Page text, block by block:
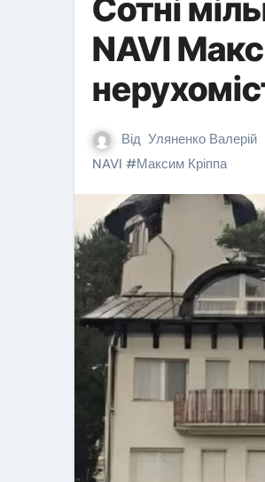
Сотні
NAVI
Від Уляненко Валерій
NAVI #Максим Кріппа